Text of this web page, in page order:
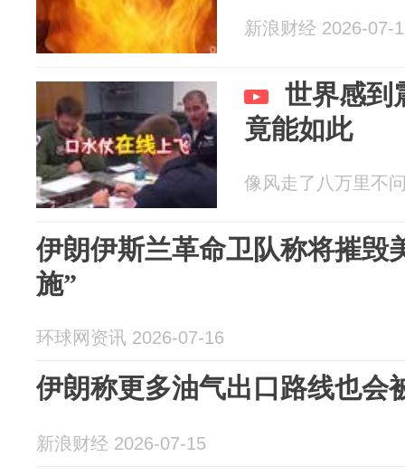
新浪财经 2026-07-
世界感到
竟能如此
像风走了八万里不
伊朗伊斯兰革命卫队称将摧毁
施”
环球网资讯 2026-07-16
伊朗称更多油气出口路线也会
新浪财经 2026-07-15